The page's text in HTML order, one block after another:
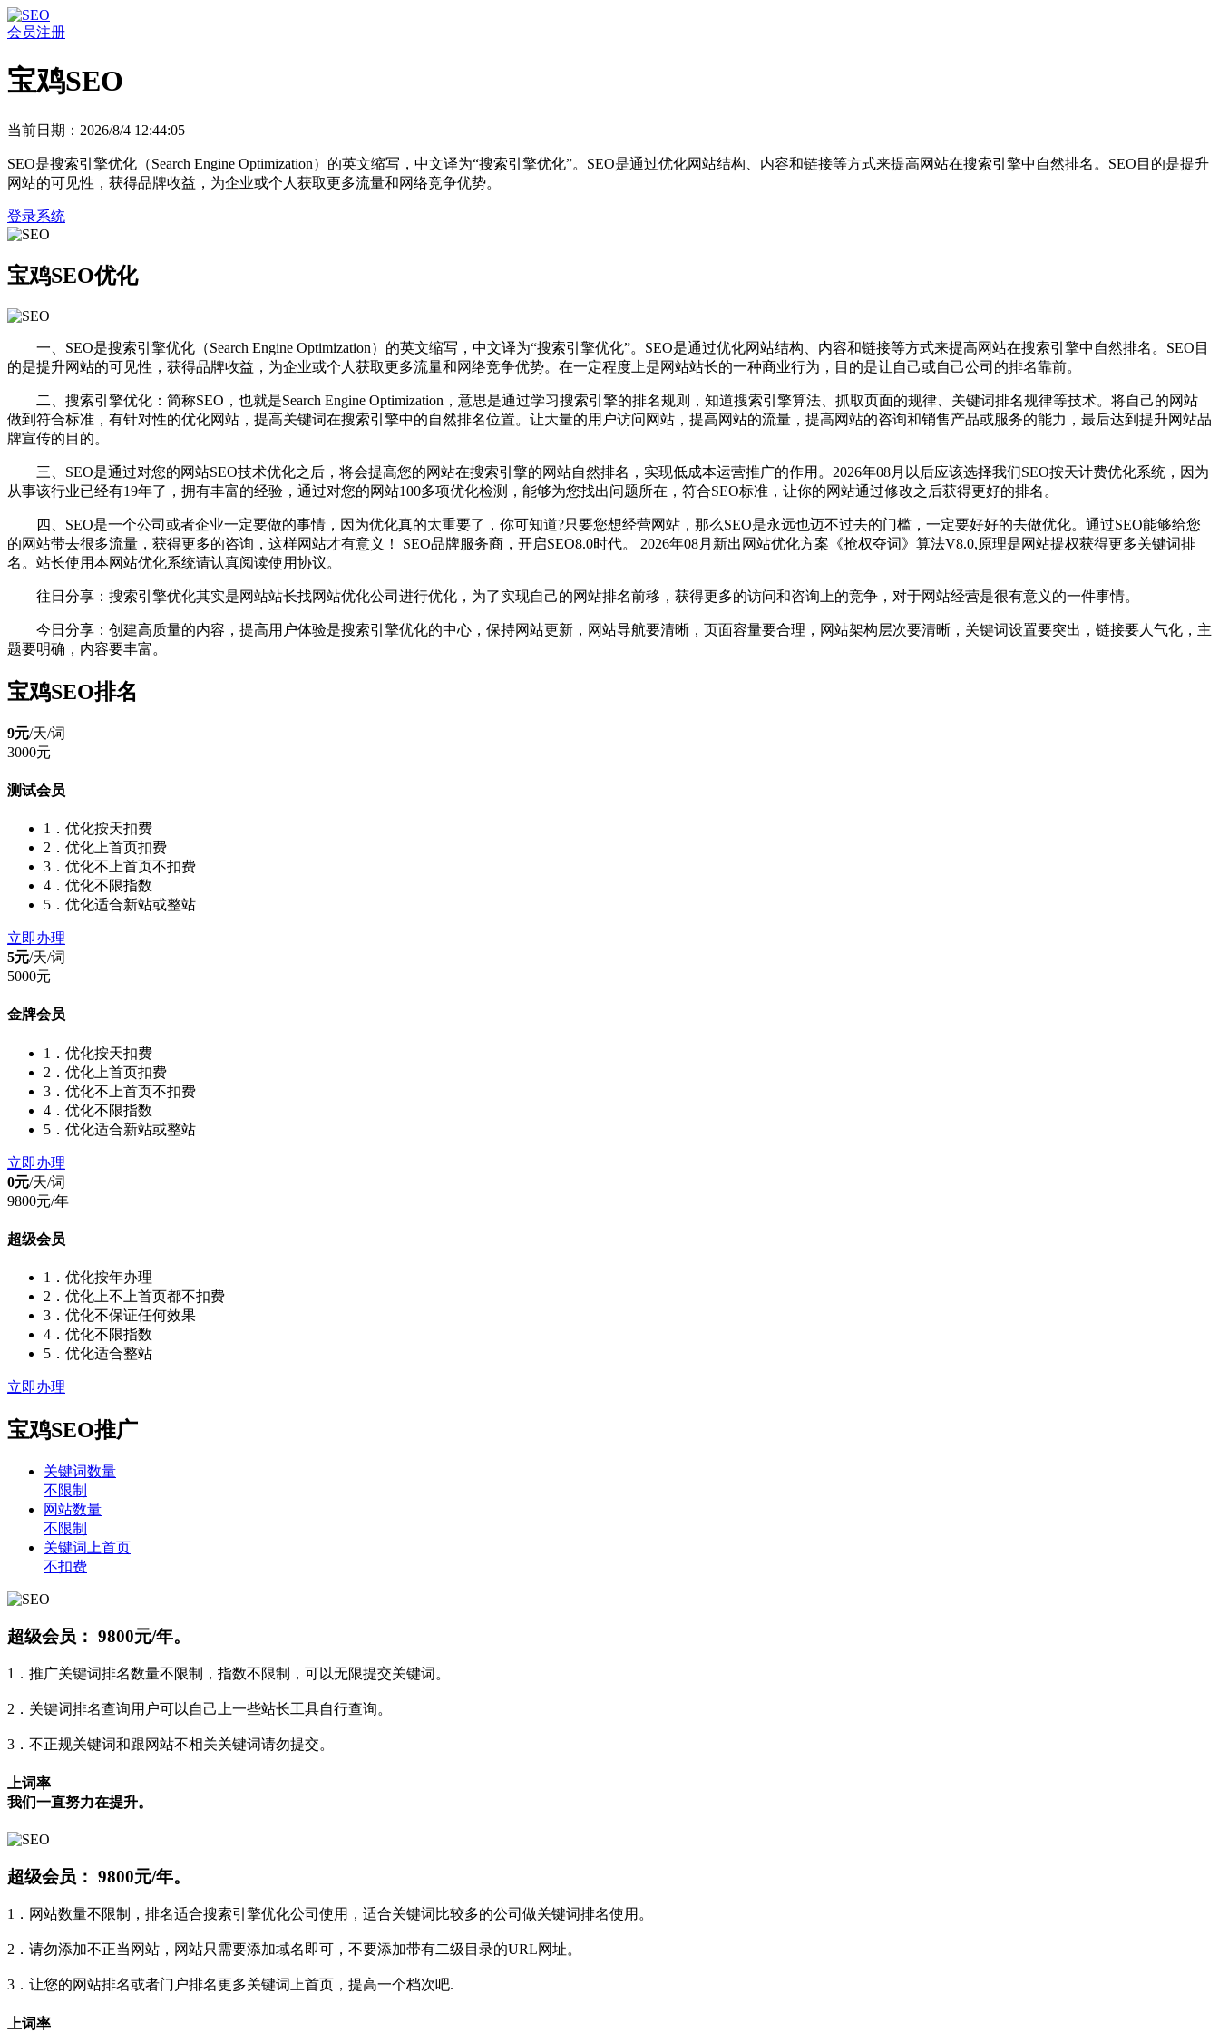
会员注册
宝鸡SEO
当前日期：2026/8/4 12:44:05
SEO是搜索引擎优化（Search Engine Optimization）的英文缩写，中文译为“搜索引擎优化”。SEO是通过优化网站结构、内容和链接等方式来提高网站在搜索引擎中自然排名。SEO目的是提升
网站的可见性，获得品牌收益，为企业或个人获取更多流量和网络竞争优势。
登录系统
宝鸡SEO优化
一、SEO是搜索引擎优化（Search Engine Optimization）的英文缩写，中文译为“搜索引擎优化”。SEO是通过优化网站结构、内容和链接等方式来提高网站在搜索引擎中自然排名。SEO目
的是提升网站的可见性，获得品牌收益，为企业或个人获取更多流量和网络竞争优势。在一定程度上是网站站长的一种商业行为，目的是让自己或自己公司的排名靠前。
二、搜索引擎优化：简称SEO，也就是Search Engine Optimization，意思是通过学习搜索引擎的排名规则，知道搜索引擎算法、抓取页面的规律、关键词排名规律等技术。将自己的网站
做到符合标准，有针对性的优化网站，提高关键词在搜索引擎中的自然排名位置。让大量的用户访问网站，提高网站的流量，提高网站的咨询和销售产品或服务的能力，最后达到提升网站品
牌宣传的目的。
三、SEO是通过对您的网站SEO技术优化之后，将会提高您的网站在搜索引擎的网站自然排名，实现低成本运营推广的作用。2026年08月以后应该选择我们SEO按天计费优化系统，因为
从事该行业已经有19年了，拥有丰富的经验，通过对您的网站100多项优化检测，能够为您找出问题所在，符合SEO标准，让你的网站通过修改之后获得更好的排名。
四、SEO是一个公司或者企业一定要做的事情，因为优化真的太重要了，你可知道?只要您想经营网站，那么SEO是永远也迈不过去的门槛，一定要好好的去做优化。通过SEO能够给您
的网站带去很多流量，获得更多的咨询，这样网站才有意义！ SEO品牌服务商，开启SEO8.0时代。 2026年08月新出网站优化方案《抢权夺词》算法V8.0,原理是网站提权获得更多关键词排
名。站长使用本网站优化系统请认真阅读使用协议。
往日分享：搜索引擎优化其实是网站站长找网站优化公司进行优化，为了实现自己的网站排名前移，获得更多的访问和咨询上的竞争，对于网站经营是很有意义的一件事情。
今日分享：创建高质量的内容，提高用户体验是搜索引擎优化的中心，保持网站更新，网站导航要清晰，页面容量要合理，网站架构层次要清晰，关键词设置要突出，链接要人气化，主
题要明确，内容要丰富。
宝鸡SEO排名
9元/天/词
3000元
测试会员
1．优化按天扣费
2．优化上首页扣费
3．优化不上首页不扣费
4．优化不限指数
5．优化适合新站或整站
立即办理
5元/天/词
5000元
金牌会员
1．优化按天扣费
2．优化上首页扣费
3．优化不上首页不扣费
4．优化不限指数
5．优化适合新站或整站
立即办理
0元/天/词
9800元/年
超级会员
1．优化按年办理
2．优化上不上首页都不扣费
3．优化不保证任何效果
4．优化不限指数
5．优化适合整站
立即办理
宝鸡SEO推广
关键词数量
不限制
网站数量
不限制
关键词上首页
不扣费
超级会员： 9800元/年。
1．推广关键词排名数量不限制，指数不限制，可以无限提交关键词。
2．关键词排名查询用户可以自己上一些站长工具自行查询。
3．不正规关键词和跟网站不相关关键词请勿提交。
上词率
我们一直努力在提升。
超级会员： 9800元/年。
1．网站数量不限制，排名适合搜索引擎优化公司使用，适合关键词比较多的公司做关键词排名使用。
2．请勿添加不正当网站，网站只需要添加域名即可，不要添加带有二级目录的URL网址。
3．让您的网站排名或者门户排名更多关键词上首页，提高一个档次吧.
上词率